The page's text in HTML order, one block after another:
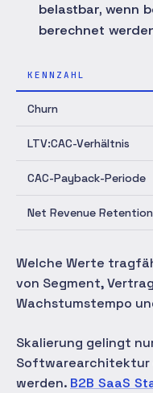
belastbar, wenn
berechnet
KENNZAHL
Churn
LTV:CAC-Verhältnis
CAC-Payback-Periode
Net Revenue Retention
Welche Werte
von Segment,
Wachstumstempo
Skalierung gelingt
Softwarearchitektur
werden. B2B SaaS